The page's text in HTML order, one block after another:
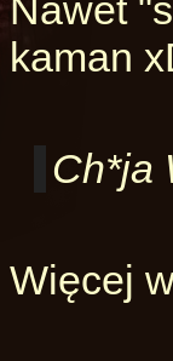
Nawet
kaman
Ch*ja
Więcej